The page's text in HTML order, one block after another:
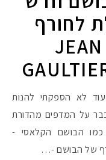
לחורף
2011 –
על המדפים מהדורת
כמו הבושם הקלאסי -
של הבושם -…